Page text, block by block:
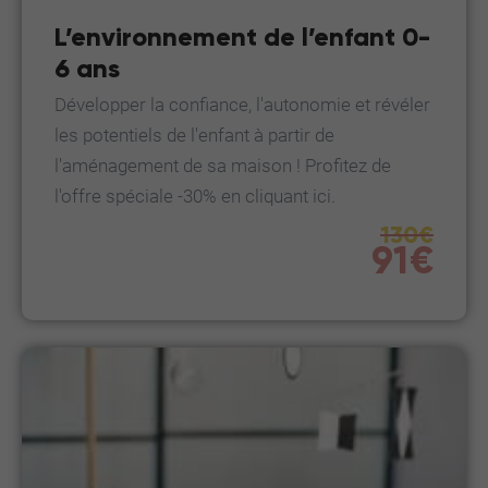
L’environnement de l’enfant 0-
6 ans
Développer la confiance, l'autonomie et révéler
les potentiels de l'enfant à partir de
l'aménagement de sa maison ! Profitez de
l'offre spéciale -30% en cliquant ici.
130€
91€